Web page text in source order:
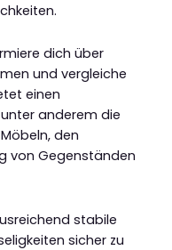
dich über
und vergleiche
einen
anderem die
den
von Gegenständen
stabile
sicher zu